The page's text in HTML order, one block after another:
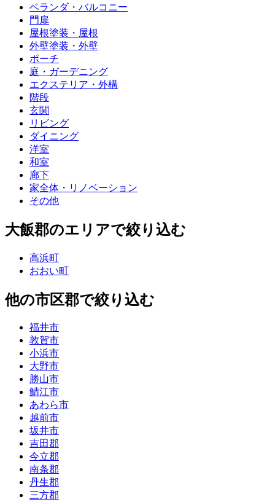
ベランダ・バルコニー
門扉
屋根塗装・屋根
外壁塗装・外壁
ポーチ
庭・ガーデニング
エクステリア・外構
階段
玄関
リビング
ダイニング
洋室
和室
廊下
家全体・リノベーション
その他
大飯郡のエリアで絞り込む
高浜町
おおい町
他の市区郡で絞り込む
福井市
敦賀市
小浜市
大野市
勝山市
鯖江市
あわら市
越前市
坂井市
吉田郡
今立郡
南条郡
丹生郡
三方郡